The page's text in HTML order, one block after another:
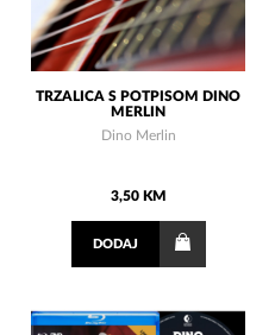
TRZALICA S POTPISOM DINO
MERLIN
Dino Merlin
3,50 KM
DODAJ